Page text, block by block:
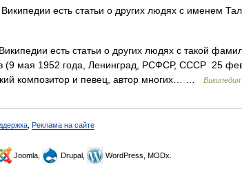
есть статьи о других людях с именем
есть статьи о других людях с такой
(9 мая 1952 года, Ленинград, РСФСР, СССР 25
композитор и певец, автор многих… …
Википедия
Реклама на сайте
Joomla, Drupal, WordPress, MODx.